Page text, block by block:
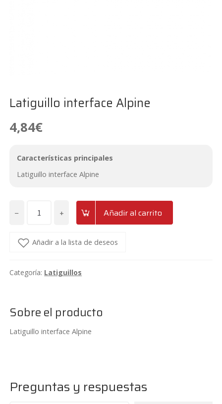
Latiguillo interface Alpine
4,84€
Características principales
Latiguillo interface Alpine
−
Latiguillo
Alpine
+ Añadir al carrito
Añadir a la lista de deseos
Categoría: Latiguillos
Sobre el producto
Latiguillo interface Alpine
Preguntas y respuestas